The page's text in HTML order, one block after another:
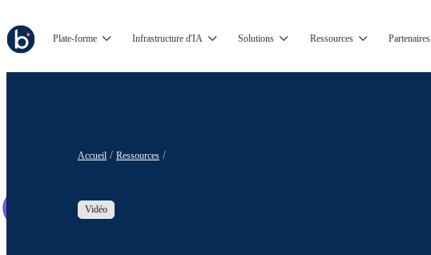
Plate-forme Infrastructure d'IA Solutions Ressources Partenaires
Accueil Ressources
Vidéo